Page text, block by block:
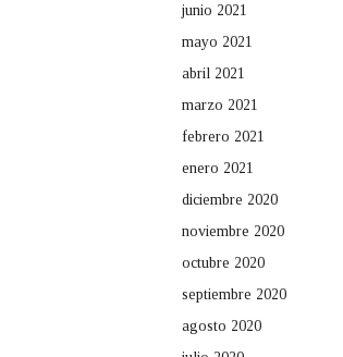
junio 2021
mayo 2021
abril 2021
marzo 2021
febrero 2021
enero 2021
diciembre 2020
noviembre 2020
octubre 2020
septiembre 2020
agosto 2020